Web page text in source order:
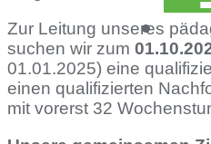
Zur Leitung unseres
suchen wir zum
01.01.2025) eine
einen qualifizierten
mit vorerst 32